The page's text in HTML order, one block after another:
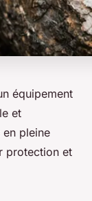
équipement
et
pleine
protection et